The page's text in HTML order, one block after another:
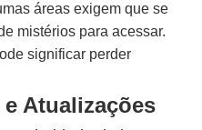
áreas exigem que se
mistérios para acessar.
significar perder
Atualizações